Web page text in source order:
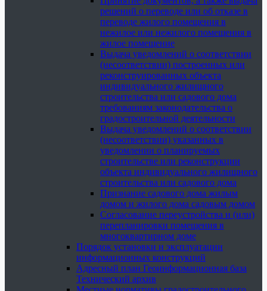
решений о переводе или об отказе в
переводе жилого помещения в
нежилое или нежилого помещения в
жилое помещение
Выдача уведомлений о соответствии
(несоответствии) построенных или
реконструированных объекта
индивидуального жилищного
строительства или садового дома
требованиям законодательства о
градостроительной деятельности
Выдача уведомлений о соответствии
(несоответствии) указанных в
уведомлении о планируемых
строительстве или реконструкции
объекта индивидуального жилищного
строительства или садового дома
Признание садового дома жилым
домом и жилого дома садовым домом
Согласование переустройства и (или)
перепланировки помещения в
многоквартирном доме
Порядок установки и эксплуатации
информационных конструкций
Адресный план Геоинформационная база
Технический архив